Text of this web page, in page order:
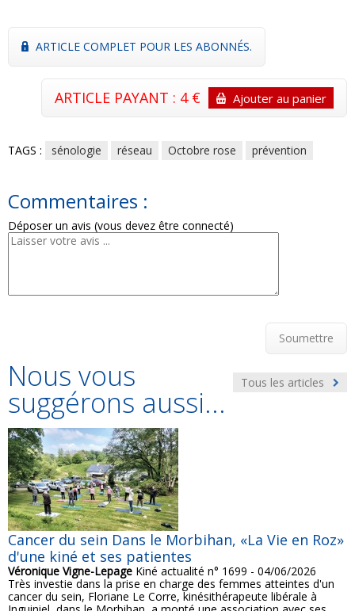
ARTICLE COMPLET POUR LES ABONNÉS.
ARTICLE PAYANT : 4 € Ajouter au panier
TAGS : sénologie réseau Octobre rose prévention
Commentaires :
Déposer un avis (vous devez être connecté)
Soumettre
Tous les articles
Nous vous
suggérons aussi...
Cancer du sein Dans le Morbihan, «La Vie en Roz»
d'une kiné et ses patientes
Véronique Vigne-Lepage Kiné actualité n° 1699 - 04/06/2026
Très investie dans la prise en charge des femmes atteintes d'un
cancer du sein, Floriane Le Corre, kinésithérapeute libérale à